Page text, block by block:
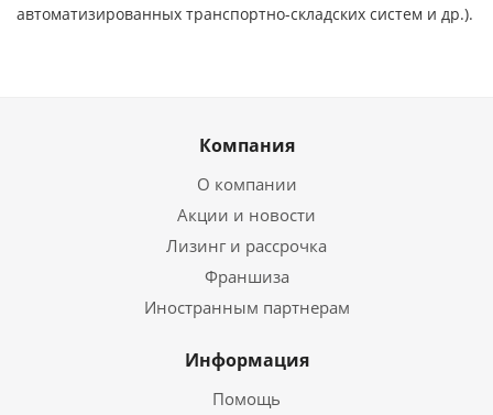
автоматизированных транспортно-складских систем и др.).
Компания
О компании
Акции и новости
Лизинг и рассрочка
Франшиза
Иностранным партнерам
Информация
Помощь